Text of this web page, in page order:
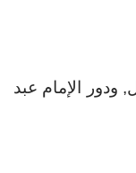
ودور الإمام عبد